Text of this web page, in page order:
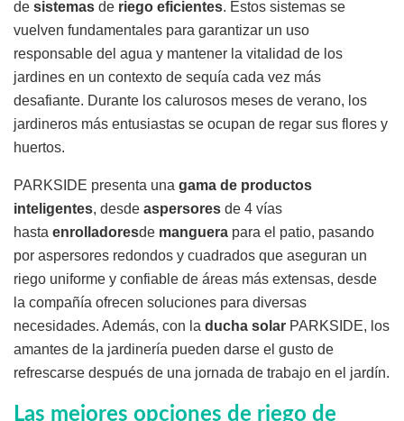
de sistemas de riego eficientes. Estos sistemas se
vuelven fundamentales para garantizar un uso
responsable del agua y mantener la vitalidad de los
jardines en un contexto de sequía cada vez más
desafiante. Durante los calurosos meses de verano, los
jardineros más entusiastas se ocupan de regar sus flores y
huertos.
PARKSIDE presenta una gama de productos
inteligentes, desde aspersores de 4 vías
hasta enrolladoresde manguera para el patio, pasando
por aspersores redondos y cuadrados que aseguran un
riego uniforme y confiable de áreas más extensas, desde
la compañía ofrecen soluciones para diversas
necesidades. Además, con la ducha solar PARKSIDE, los
amantes de la jardinería pueden darse el gusto de
refrescarse después de una jornada de trabajo en el jardín.
Las mejores opciones de riego de